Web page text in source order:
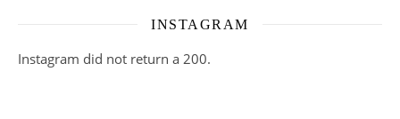
INSTAGRAM
Instagram did not return a 200.